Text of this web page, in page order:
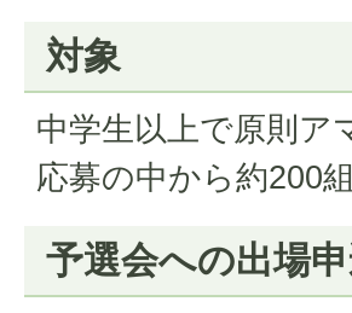
対象
中学生以上で原則ア
応募の中から約200
予選会への出場